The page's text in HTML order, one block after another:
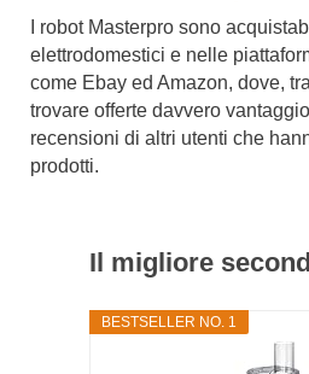
I robot Masterpro sono
elettrodomestici e nelle
come Ebay ed Amazon, dove,
trovare offerte davvero
recensioni di altri utenti che
prodotti.
Il migliore
BESTSELLER NO. 1